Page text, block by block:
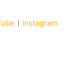
Instagram